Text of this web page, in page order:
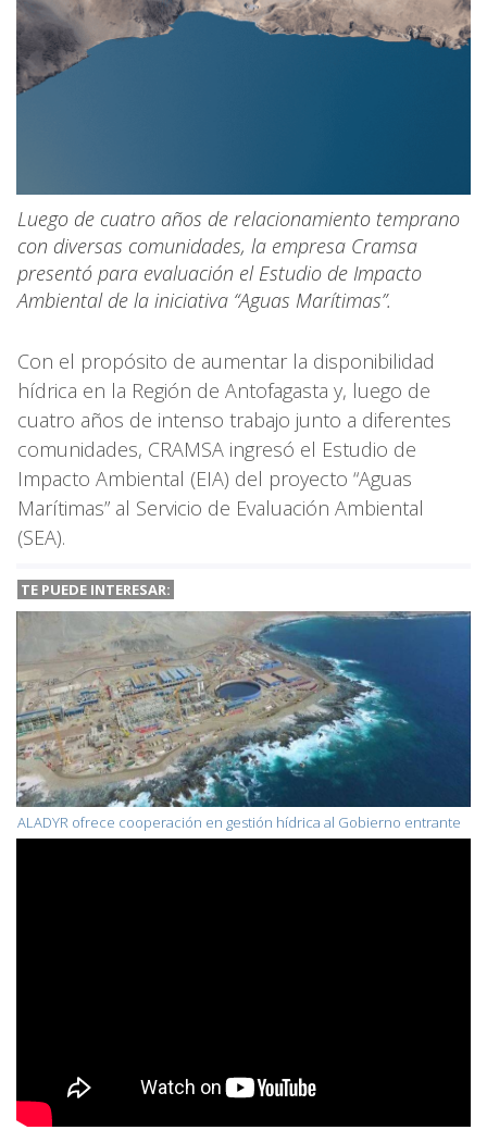
Luego de cuatro años de relacionamiento temprano
con diversas comunidades, la empresa Cramsa
presentó para evaluación el Estudio de Impacto
Ambiental de la iniciativa “Aguas Marítimas”.
Con el propósito de aumentar la disponibilidad
hídrica en la Región de Antofagasta y, luego de
cuatro años de intenso trabajo junto a diferentes
comunidades, CRAMSA ingresó el Estudio de
Impacto Ambiental (EIA) del proyecto “Aguas
Marítimas” al Servicio de Evaluación Ambiental
(SEA).
TE PUEDE INTERESAR:
ALADYR ofrece cooperación en gestión hídrica al Gobierno entrante